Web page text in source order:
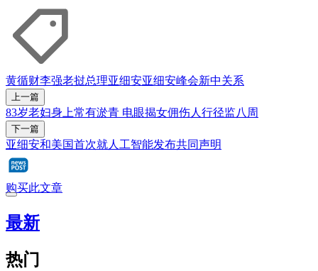
黄循财李强老挝总理亚细安亚细安峰会新中关系
上一篇
83岁老妇身上常有淤青 电眼揭女佣伤人行径监八周
下一篇
亚细安和美国首次就人工智能发布共同声明
购买此文章
最新
热门